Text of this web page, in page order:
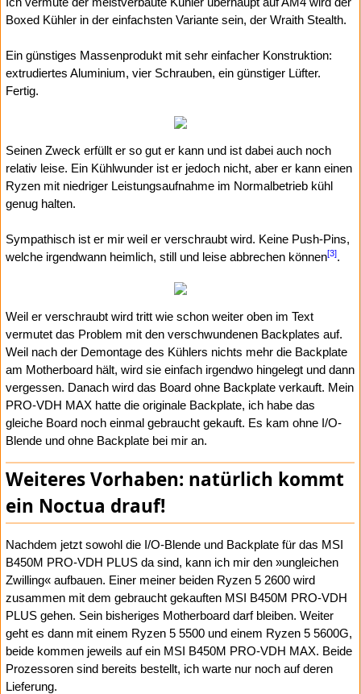
Boxed Kühler in der einfachsten Variante sein, der Wraith Stealth.
Ein günstiges Massenprodukt mit sehr einfacher Konstruktion:
extrudiertes Aluminium, vier Schrauben, ein günstiger Lüfter.
Fertig.
Seinen Zweck erfüllt er so gut er kann und ist dabei auch noch
relativ leise. Ein Kühlwunder ist er jedoch nicht, aber er kann einen
Ryzen mit niedriger Leistungsaufnahme im Normalbetrieb kühl
genug halten.
Sympathisch ist er mir weil er verschraubt wird. Keine Push-Pins,
welche irgendwann heimlich, still und leise abbrechen können[3].
Weil er verschraubt wird tritt wie schon weiter oben im Text
vermutet das Problem mit den verschwundenen Backplates auf.
Weil nach der Demontage des Kühlers nichts mehr die Backplate
am Motherboard hält, wird sie einfach irgendwo hingelegt und dann
vergessen. Danach wird das Board ohne Backplate verkauft. Mein
PRO-VDH MAX hatte die originale Backplate, ich habe das
gleiche Board noch einmal gebraucht gekauft. Es kam ohne I/O-
Blende und ohne Backplate bei mir an.
Weiteres Vorhaben: natürlich kommt
ein Noctua drauf!
Nachdem jetzt sowohl die I/O-Blende und Backplate für das MSI
B450M PRO-VDH PLUS da sind, kann ich mir den »ungleichen
Zwilling« aufbauen. Einer meiner beiden Ryzen 5 2600 wird
zusammen mit dem gebraucht gekauften MSI B450M PRO-VDH
PLUS gehen. Sein bisheriges Motherboard darf bleiben. Weiter
geht es dann mit einem Ryzen 5 5500 und einem Ryzen 5 5600G,
beide kommen jeweils auf ein MSI B450M PRO-VDH MAX. Beide
Prozessoren sind bereits bestellt, ich warte nur noch auf deren
Lieferung.